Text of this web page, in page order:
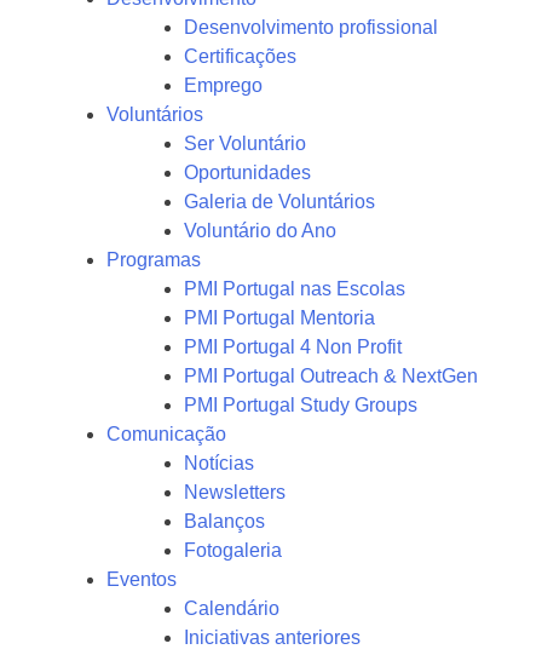
Desenvolvimento profissional
Certificações
Emprego
Voluntários
Ser Voluntário
Oportunidades
Galeria de Voluntários
Voluntário do Ano
Programas
PMI Portugal nas Escolas
PMI Portugal Mentoria
PMI Portugal 4 Non Profit
PMI Portugal Outreach & NextGen
PMI Portugal Study Groups
Comunicação
Notícias
Newsletters
Balanços
Fotogaleria
Eventos
Calendário
Iniciativas anteriores